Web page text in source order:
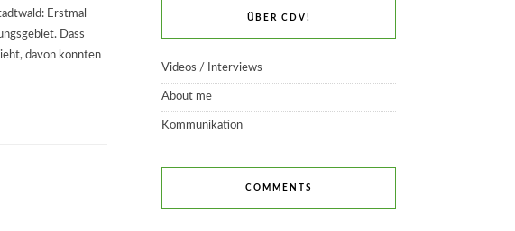
Erstmal
Dass
davon konnten
ÜBER CDV!
Videos / Interviews
About me
Kommunikation
COMMENTS